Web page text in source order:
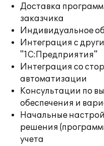
Доставка
заказчика
Индивидуальное
Интеграция с
"1С:Предприятия"
Интеграция со
автоматизации
Консультации по
обеспечения и
Начальные
решения
учета